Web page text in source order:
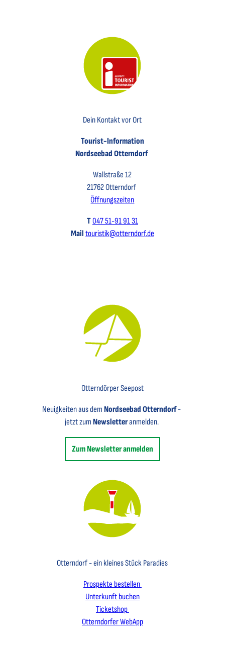
Dein Kontakt vor Ort
Tourist-Information
Nordseebad Otterndorf
Wallstraße 12
21762 Otterndorf
Öffnungszeiten
T047 51-91 91 31
Mail touristik@otterndorf.de
Otterndörper Seepost
Neuigkeiten aus demNordseebad Otterndorf-
jetzt zum Newsletteranmelden.
Zum Newsletter anmelden
Otterndorf - ein kleines Stück Paradies
Prospekte bestellen
Unterkunft buchen
Ticketshop
Otterndorfer WebApp